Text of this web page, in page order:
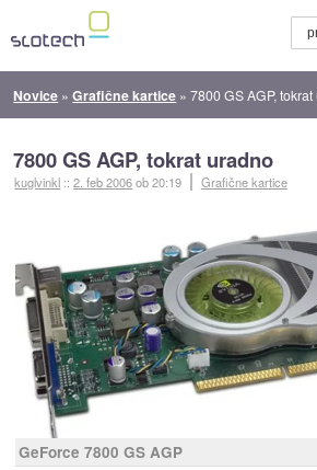
Novice »Grafične kartice »7800 GS AGP,
7800 GS AGP, tokrat uradno
kuglvinkl ::2. feb 2006ob 20:19 Grafične kartice
GeForce 7800 GS AGP